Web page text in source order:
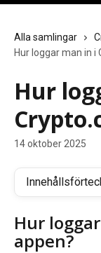
Alla samlingar
Hur loggar man in i
Hur
14 oktober 2025
Hur
appen?